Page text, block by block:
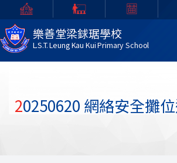
樂善堂梁銶琚學校
L.S.T. Leung Kau Kui Primary School
20250620 網絡安全攤